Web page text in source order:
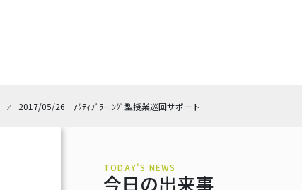
⁄ 2017/05/26 ｱｸﾃｨﾌﾞﾗｰﾆﾝｸﾞ型授業巡回サポート
TODAY'S NEWS
今日の出来事